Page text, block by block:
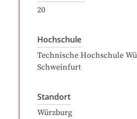
20
Hochschule
Technische Hochschule
Schweinfurt
Standort
Würzburg